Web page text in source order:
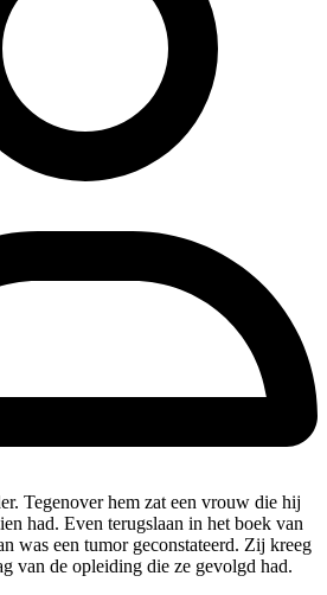
Tegenover hem zat een vrouw die hij
had. Even terugslaan in het boek van
was een tumor geconstateerd. Zij kreeg
van de opleiding die ze gevolgd had.